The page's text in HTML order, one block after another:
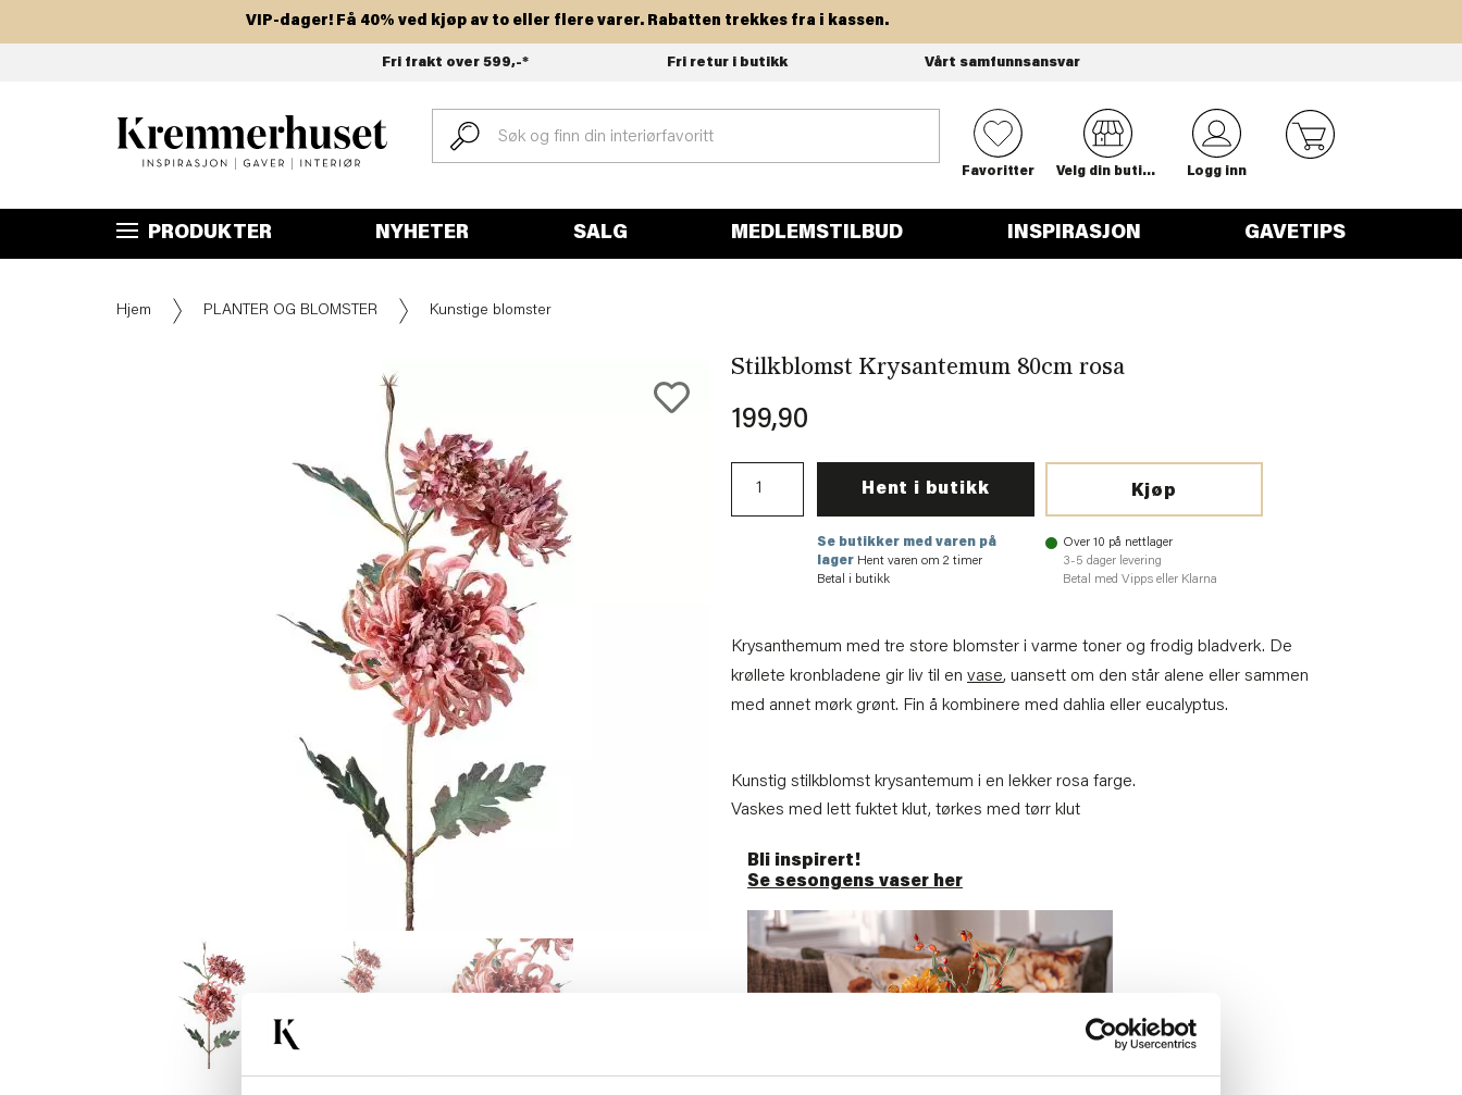
Hopp
VIP-dager! Få 40% ved kjøp av to eller flere varer. Rabatten trekkes fra i kassen.
Fri frakt over 599,-* Fri retur i butikk Vårt samfunnsansvar
0
Favoritter Velg din butikk Logg inn
PRODUKTER NYHETER SALG MEDLEMSTILBUD INSPIRASJON GAVETIPS
Hjem PLANTER OG BLOMSTER Kunstige blomster
Stilkblomst Krysantemum 80cm rosa
199,90
Kjøp
Hent i butikk
Over 10 på nettlager
3-5 dager levering
Betal med Vipps eller Klarna
Se butikker med varen på
lagerHent varen om 2 timer
Betal i butikk
Krysanthemum med tre store blomster i varme toner og frodig bladverk. De
krøllete kronbladene gir liv til en vase, uansett om den står alene eller sammen
med annet mørk grønt. Fin å kombinere med dahlia eller eucalyptus.
Kunstig stilkblomst krysantemum i en lekker rosa farge.
Vaskes med lett fuktet klut, tørkes med tørr klut
Bli inspirert!
Se sesongens vaser her